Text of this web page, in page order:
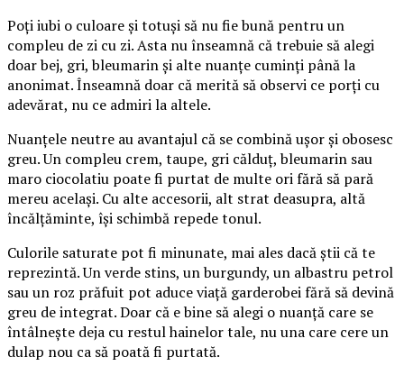
Poți iubi o culoare și totuși să nu fie bună pentru un
compleu de zi cu zi. Asta nu înseamnă că trebuie să alegi
doar bej, gri, bleumarin și alte nuanțe cuminți până la
anonimat. Înseamnă doar că merită să observi ce porți cu
adevărat, nu ce admiri la altele.
Nuanțele neutre au avantajul că se combină ușor și obosesc
greu. Un compleu crem, taupe, gri călduț, bleumarin sau
maro ciocolatiu poate fi purtat de multe ori fără să pară
mereu același. Cu alte accesorii, alt strat deasupra, altă
încălțăminte, își schimbă repede tonul.
Culorile saturate pot fi minunate, mai ales dacă știi că te
reprezintă. Un verde stins, un burgundy, un albastru petrol
sau un roz prăfuit pot aduce viață garderobei fără să devină
greu de integrat. Doar că e bine să alegi o nuanță care se
întâlnește deja cu restul hainelor tale, nu una care cere un
dulap nou ca să poată fi purtată.